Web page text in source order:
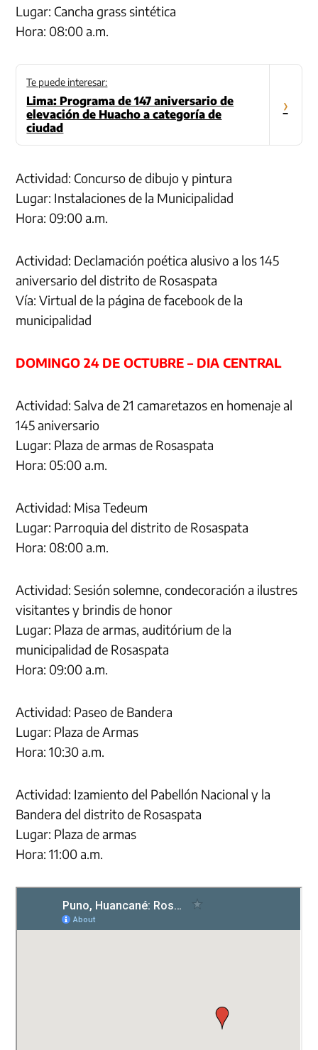
Lugar: Cancha grass sintética
Hora: 08:00 a.m.
Te puede interesar:
Lima: Programa de 147 aniversario de
elevación de Huacho a categoría de
ciudad
›
Actividad: Concurso de dibujo y pintura
Lugar: Instalaciones de la Municipalidad
Hora: 09:00 a.m.
Actividad: Declamación poética alusivo a los 145
aniversario del distrito de Rosaspata
Vía: Virtual de la página de facebook de la
municipalidad
DOMINGO 24 DE OCTUBRE – DIA CENTRAL
Actividad: Salva de 21 camaretazos en homenaje al
145 aniversario
Lugar: Plaza de armas de Rosaspata
Hora: 05:00 a.m.
Actividad: Misa Tedeum
Lugar: Parroquia del distrito de Rosaspata
Hora: 08:00 a.m.
Actividad: Sesión solemne, condecoración a ilustres
visitantes y brindis de honor
Lugar: Plaza de armas, auditórium de la
municipalidad de Rosaspata
Hora: 09:00 a.m.
Actividad: Paseo de Bandera
Lugar: Plaza de Armas
Hora: 10:30 a.m.
Actividad: Izamiento del Pabellón Nacional y la
Bandera del distrito de Rosaspata
Lugar: Plaza de armas
Hora: 11:00 a.m.